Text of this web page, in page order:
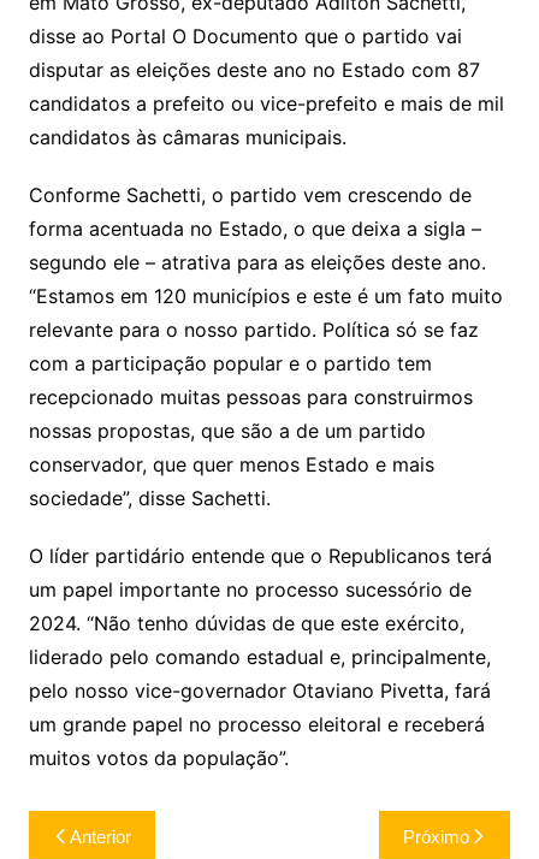
k
p
a
s
sr
o
m
g
e
c
o
m
M
ai
l
s
disse ao Portal O Documento que o partido vai
disputar as eleições deste ano no Estado com 87
candidatos a prefeito ou vice-prefeito e mais de mil
candidatos às câmaras municipais.
Conforme Sachetti, o partido vem crescendo de
forma acentuada no Estado, o que deixa a sigla –
segundo ele – atrativa para as eleições deste ano.
“Estamos em 120 municípios e este é um fato muito
relevante para o nosso partido. Política só se faz
com a participação popular e o partido tem
recepcionado muitas pessoas para construirmos
nossas propostas, que são a de um partido
conservador, que quer menos Estado e mais
sociedade”, disse Sachetti.
O líder partidário entende que o Republicanos terá
um papel importante no processo sucessório de
2024. “Não tenho dúvidas de que este exército,
liderado pelo comando estadual e, principalmente,
pelo nosso vice-governador Otaviano Pivetta, fará
um grande papel no processo eleitoral e receberá
muitos votos da população”.
Navegação
Anterior Próximo